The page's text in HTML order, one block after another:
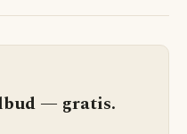
— gratis.